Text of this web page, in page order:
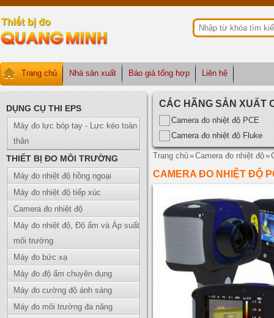
Trang chủ Nhà sản xuất Báo giá tổng hợp Liên hệ
DỤNG CỤ THI EPS
Máy đo lực bóp tay - Lực kéo toàn
thân
THIẾT BỊ ĐO MÔI TRƯỜNG
Máy đo nhiệt độ hồng ngoại
Máy đo nhiệt độ tiếp xúc
Camera đo nhiệt độ
Máy đo nhiệt độ, Độ ẩm và Áp suất
môi trường
Máy đo bức xạ
Máy đo độ ẩm chuyên dụng
Máy đo cường độ ánh sáng
Máy đo môi trường đa năng
CÁC HÃNG SẢN XUẤT
Camera đo nhiệt độ PCE
Camera đo nhiệt độ Fluke
Trang chủ»Camera đo nhiệt độ»
CAMERA ĐO NHIỆT ĐỘ